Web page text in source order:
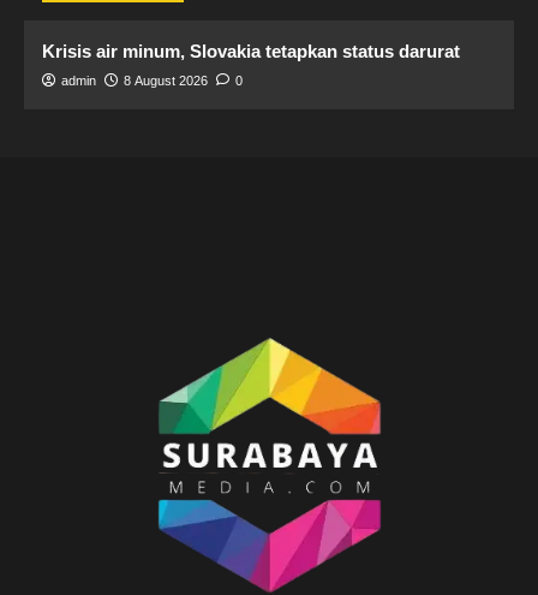
Krisis air minum, Slovakia tetapkan status darurat
admin 8 August 2026 0